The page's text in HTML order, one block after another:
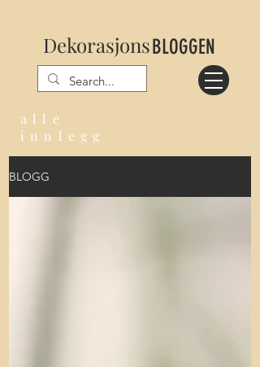
DekorasjonsBLOGGEN
alle
innlegg
BLOGG